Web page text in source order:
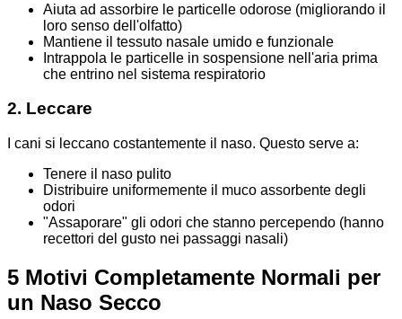
Aiuta ad assorbire le particelle odorose (migliorando il
loro senso dell'olfatto)
Mantiene il tessuto nasale umido e funzionale
Intrappola le particelle in sospensione nell'aria prima
che entrino nel sistema respiratorio
2. Leccare
I cani si leccano costantemente il naso. Questo serve a:
Tenere il naso pulito
Distribuire uniformemente il muco assorbente degli
odori
"Assaporare" gli odori che stanno percependo (hanno
recettori del gusto nei passaggi nasali)
5 Motivi Completamente Normali per
un Naso Secco